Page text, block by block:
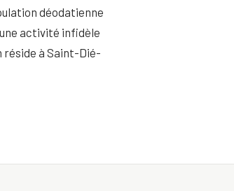
déodatienne
activité infidèle
réside à Saint-Dié-